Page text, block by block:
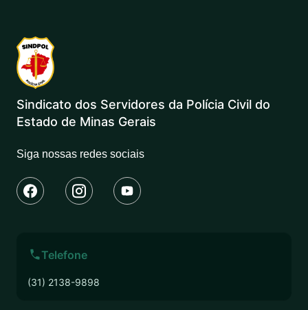
Sindicato dos Servidores da Polícia Civil do
Estado de Minas Gerais
Siga nossas redes sociais
Telefone
(31) 2138-9898